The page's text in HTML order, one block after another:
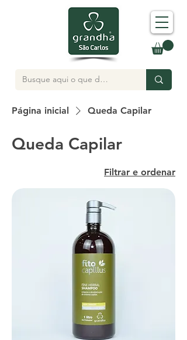
Página inicial Queda Capilar
Queda Capilar
Filtrar e ordenar